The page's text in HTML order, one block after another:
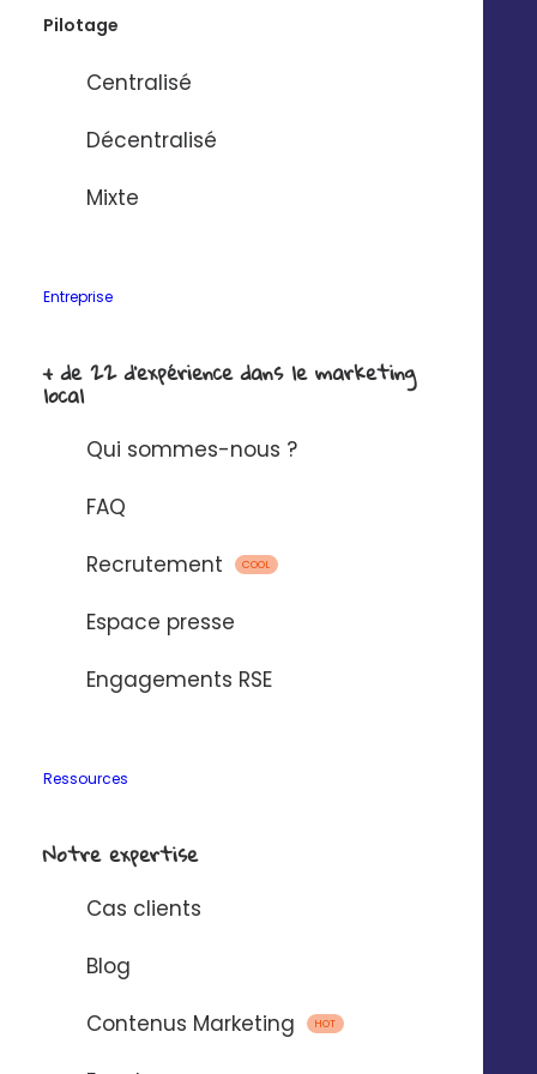
Pilotage
Centralisé
Décentralisé
Mixte
Entreprise
+ de 22 d'expérience dans le marketing
local
Qui sommes-nous ?
FAQ
Recrutement
COOL
Espace presse
Engagements RSE
Ressources
Notre expertise
Cas clients
Blog
Contenus Marketing
HOT
Publiez instantanément des contenus impactants
Les formats disponibles